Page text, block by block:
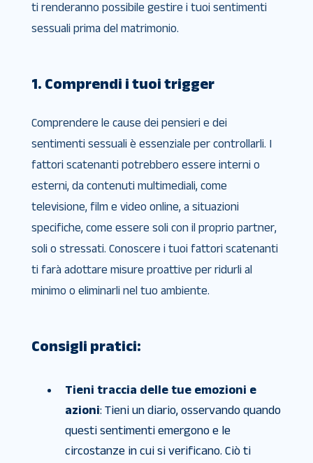
ti renderanno possibile gestire i tuoi sentimenti
sessuali prima del matrimonio.
1. Comprendi i tuoi trigger
Comprendere le cause dei pensieri e dei
sentimenti sessuali è essenziale per controllarli. I
fattori scatenanti potrebbero essere interni o
esterni, da contenuti multimediali, come
televisione, film e video online, a situazioni
specifiche, come essere soli con il proprio partner,
soli o stressati. Conoscere i tuoi fattori scatenanti
ti farà adottare misure proattive per ridurli al
minimo o eliminarli nel tuo ambiente.
Consigli pratici:
Tieni traccia delle tue emozioni e
azioni: Tieni un diario, osservando quando
questi sentimenti emergono e le
circostanze in cui si verificano. Ciò ti